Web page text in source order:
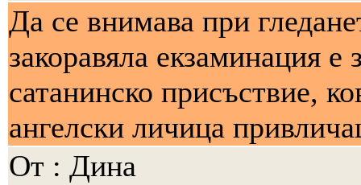
Да се внимава при
закоравяла екзаминация е
сатанинско присъствие,
ангелски личица
От : Дина